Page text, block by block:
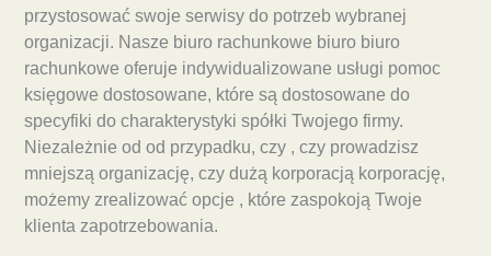
przystosować swoje serwisy do potrzeb wybranej
organizacji. Nasze biuro rachunkowe biuro biuro
rachunkowe oferuje indywidualizowane usługi pomoc
księgowe dostosowane, które są dostosowane do
specyfiki do charakterystyki spółki Twojego firmy.
Niezależnie od od przypadku, czy , czy prowadzisz
mniejszą organizację, czy dużą korporacją korporację,
możemy zrealizować opcje , które zaspokoją Twoje
klienta zapotrzebowania.